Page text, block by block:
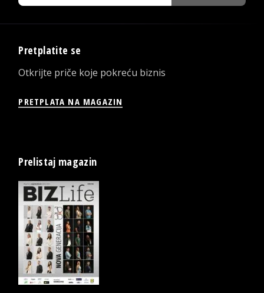
Pretplatite se
Otkrijte priče koje pokreću biznis
PRETPLATA NA MAGAZIN
Prelistaj magazin